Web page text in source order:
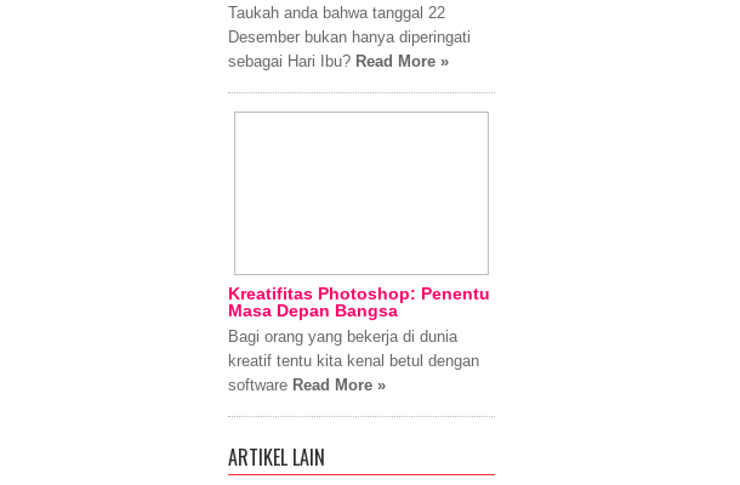
Taukah anda bahwa tanggal 22
Desember bukan hanya diperingati
sebagai Hari Ibu? Read More »
Kreatifitas Photoshop: Penentu
Masa Depan Bangsa
Bagi orang yang bekerja di dunia
kreatif tentu kita kenal betul dengan
software Read More »
ARTIKEL LAIN